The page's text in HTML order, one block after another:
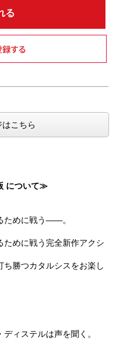
る
はこちら
について≫
ために戦う――。
ために戦う完全新作アクシ
勝つカタルシスをお楽し
ィステルは声を聞く。